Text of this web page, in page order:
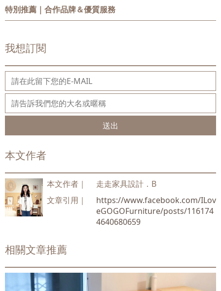
特別推薦 ｜合作品牌＆優質服務
我想訂閱
送出
本文作者
本文作者｜
走走家具設計．B
文章引用｜
https://www.facebook.com/ILov
eGOGOFurniture/posts/116174
4640680659
相關文章推薦